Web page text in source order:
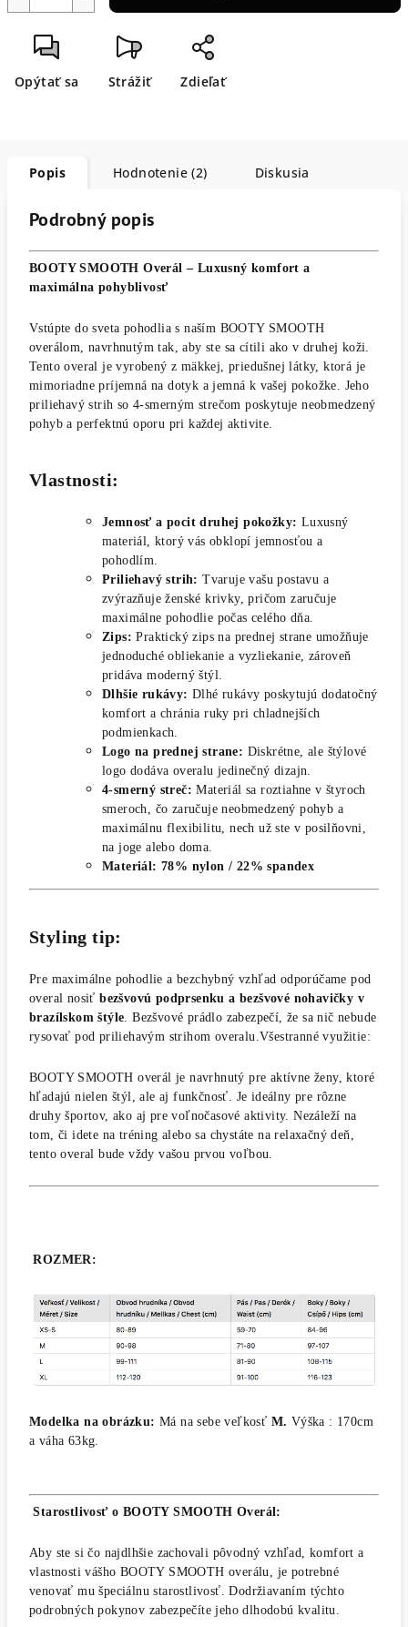
Opýtať sa Strážiť Zdieľať
Popis Hodnotenie (2) Diskusia
Podrobný popis
BOOTY SMOOTH Overál – Luxusný komfort a
maximálna pohyblivosť
Vstúpte do sveta pohodlia s naším BOOTY SMOOTH
overálom, navrhnutým tak, aby ste sa cítili ako v druhej koži.
Tento overal je vyrobený z mäkkej, priedušnej látky, ktorá je
mimoriadne príjemná na dotyk a jemná k vašej pokožke. Jeho
priliehavý strih so 4-smerným strečom poskytuje neobmedzený
pohyb a perfektnú oporu pri každej aktivite.
Vlastnosti:
Jemnosť a pocit druhej pokožky: Luxusný
materiál, ktorý vás obklopí jemnosťou a
pohodlím.
Priliehavý strih: Tvaruje vašu postavu a
zvýrazňuje ženské krivky, pričom zaručuje
maximálne pohodlie počas celého dňa.
Zips: Praktický zips na prednej strane umožňuje
jednoduché obliekanie a vyzliekanie, zároveň
pridáva moderný štýl.
Dlhšie rukávy: Dlhé rukávy poskytujú dodatočný
komfort a chránia ruky pri chladnejších
podmienkach.
Logo na prednej strane: Diskrétne, ale štýlové
logo dodáva overalu jedinečný dizajn.
4-smerný streč: Materiál sa roztiahne v štyroch
smeroch, čo zaručuje neobmedzený pohyb a
maximálnu flexibilitu, nech už ste v posilňovni,
na joge alebo doma.
Materiál: 78% nylon / 22% spandex
Styling tip:
Pre maximálne pohodlie a bezchybný vzhľad odporúčame pod
overal nosiťbezšvovú podprsenku a bezšvové nohavičky v
brazílskom štýle . Bezšvové prádlo zabezpečí, že sa nič nebude
rysovať pod priliehavým strihom overalu.Všestranné využitie:
BOOTY SMOOTH overál je navrhnutý pre aktívne ženy, ktoré
hľadajú nielen štýl, ale aj funkčnosť. Je ideálny pre rôzne
druhy športov, ako aj pre voľnočasové aktivity. Nezáleží na
tom, či idete na tréning alebo sa chystáte na relaxačný deň,
tento overal bude vždy vašou prvou voľbou.
ROZMER :
Modelka na obrázku: Má na sebe veľkosť M. Výška : 170cm
a váha 63kg.
Starostlivosť o BOOTY SMOOTH Overál:
Aby ste si čo najdlhšie zachovali pôvodný vzhľad, komfort a
vlastnosti vášho BOOTY SMOOTH overálu, je potrebné
venovať mu špeciálnu starostlivosť. Dodržiavaním týchto
podrobných pokynov zabezpečíte jeho dlhodobú kvalitu.